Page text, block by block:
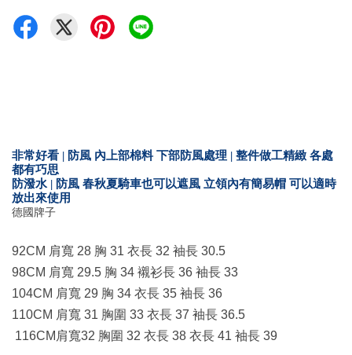
非常好看 | 防風 內上部棉料 下部防風處理 | 整件做工精緻 各處
都有巧思
防潑水 | 防風 春秋夏騎車也可以遮風 立領內有簡易帽 可以適時
放出來使用
德國牌子
92CM 肩寬 28 胸 31 衣長 32 袖長 30.5
98CM 肩寬 29.5 胸 34 襯衫長 36 袖長 33
104CM 肩寬 29 胸 34 衣長 35 袖長 36
110CM 肩寬 31 胸圍 33 衣長 37 袖長 36.5
116CM肩寬32 胸圍 32 衣長 38 衣長 41 袖長 39